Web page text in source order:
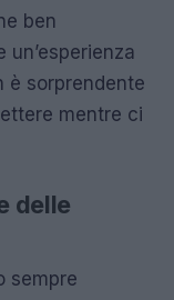
ben
è sorprendente
mentre ci
delle
sempre